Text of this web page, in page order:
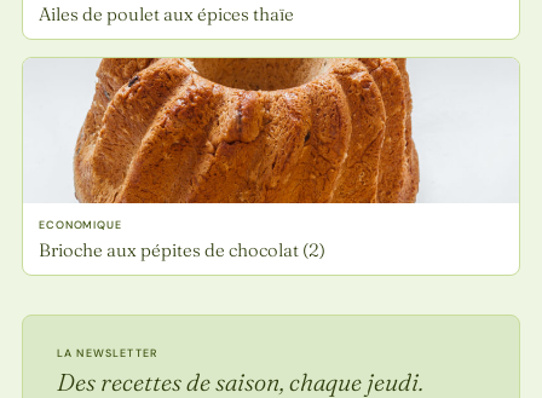
Ailes de poulet aux épices thaïe
ECONOMIQUE
Brioche aux pépites de chocolat (2)
LA NEWSLETTER
Des recettes de saison, chaque jeudi.